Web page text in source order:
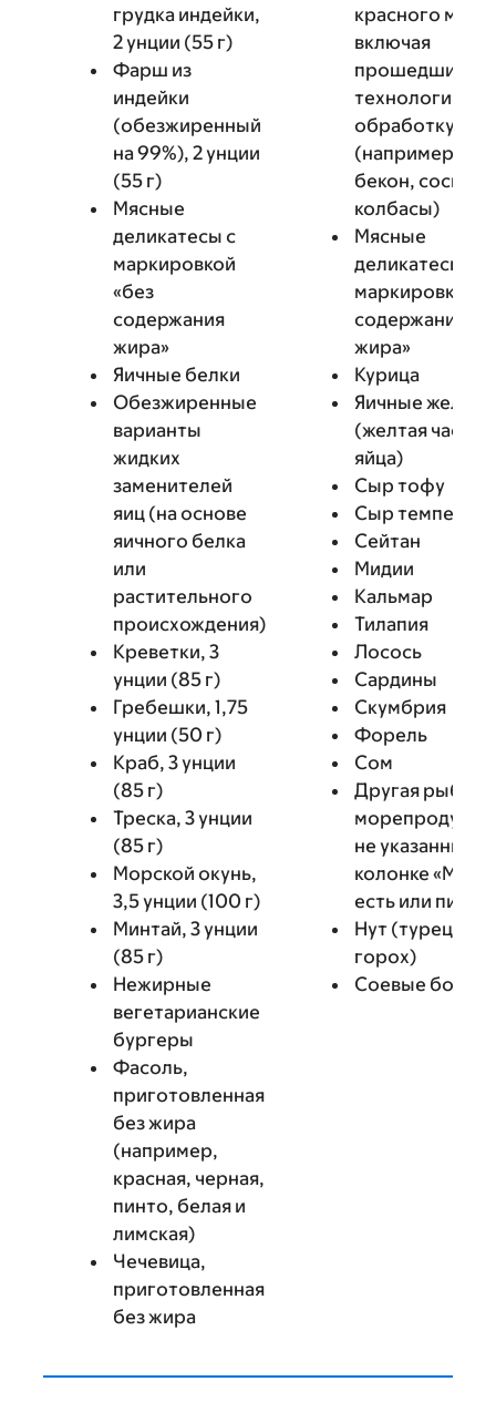
грудка индейки,
2 унции (55 г)
Фарш из
индейки
(обезжиренный
на 99%), 2 унции
(55 г)
Мясные
деликатесы с
маркировкой
«без
содержания
жира»
Яичные белки
Обезжиренные
варианты
жидких
заменителей
яиц (на основе
яичного белка
или
растительного
происхождения)
Креветки, 3
унции (85 г)
Гребешки, 1,75
унции (50 г)
Краб, 3 унции
(85 г)
Треска, 3 унции
(85 г)
Морской окунь,
3,5 унции (100 г)
Минтай, 3 унции
(85 г)
Нежирные
вегетарианские
бургеры
Фасоль,
приготовленная
без жира
(например,
красная, черная,
пинто, белая и
лимская)
Чечевица,
приготовленная
без жира
красного мяса,
включая
прошедшие
обработку
(например,
бекон, сосиски
колбасы)
Мясные
деликатесы
маркировки
содержания
жира»
Курица
Яичные желтки
(желтая часть
яйца)
Сыр тофу
Сыр темпе
Сейтан
Мидии
Кальмар
Тилапия
Лосось
Сардины
Скумбрия
Форель
Сом
Другая рыба и
не указанные в
колонке
есть или пить».
Нут (турецкий
горох)
Соевые бобы